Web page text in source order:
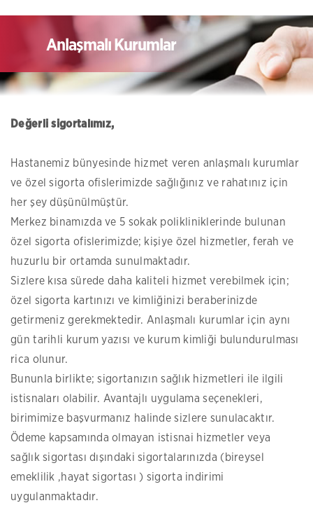
Anlaşmalı Kurumlar
Değerli sigortalımız,
Hastanemiz bünyesinde hizmet veren anlaşmalı kurumlar
ve özel sigorta ofislerimizde sağlığınız ve rahatınız için
her şey düşünülmüştür.
Merkez binamızda ve 5 sokak polikliniklerinde bulunan
özel sigorta ofislerimizde; kişiye özel hizmetler, ferah ve
huzurlu bir ortamda sunulmaktadır.
Sizlere kısa sürede daha kaliteli hizmet verebilmek için;
özel sigorta kartınızı ve kimliğinizi beraberinizde
getirmeniz gerekmektedir. Anlaşmalı kurumlar için aynı
gün tarihli kurum yazısı ve kurum kimliği bulundurulması
rica olunur.
Bununla birlikte; sigortanızın sağlık hizmetleri ile ilgili
istisnaları olabilir. Avantajlı uygulama seçenekleri,
birimimize başvurmanız halinde sizlere sunulacaktır.
Ödeme kapsamında olmayan istisnai hizmetler veya
sağlık sigortası dışındaki sigortalarınızda (bireysel
emeklilik ,hayat sigortası ) sigorta indirimi
uygulanmaktadır.